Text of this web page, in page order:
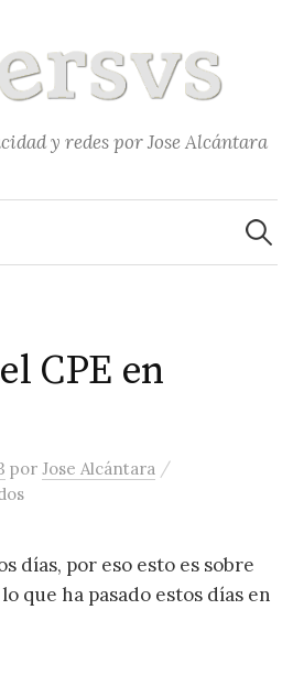
y redes por Jose Alcántara
CPE en
porJose Alcántara /
en Aprueban el CPE en Francia
días, por eso esto es sobre
que ha pasado estos días en